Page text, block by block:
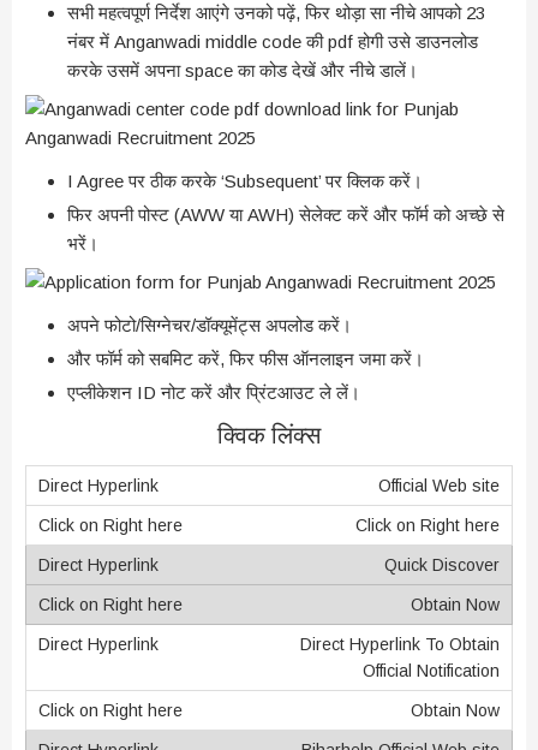
सभी महत्वपूर्ण निर्देश आएंगे उनको पढ़ें, फिर थोड़ा सा नीचे आपको 23
नंबर में Anganwadi middle code की pdf होगी उसे डाउनलोड
करके उसमें अपना space का कोड देखें और नीचे डालें।
I Agree पर ठीक करके ‘Subsequent’ पर क्लिक करें।
फिर अपनी पोस्ट (AWW या AWH) सेलेक्ट करें और फॉर्म को अच्छे से
भरें।
अपने फोटो/सिग्नेचर/डॉक्यूमेंट्स अपलोड करें।
और फॉर्म को सबमिट करें, फिर फीस ऑनलाइन जमा करें।
एप्लीकेशन ID नोट करें और प्रिंटआउट ले लें।
क्विक लिंक्स
Official Web site
Click on Right here
Quick Discover
Obtain Now
Direct Hyperlink To Obtain
Official Notification
Obtain Now